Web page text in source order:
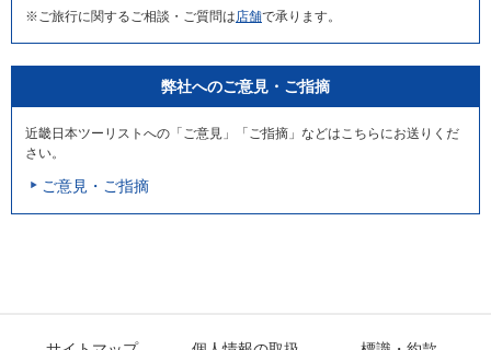
※ご旅行に関するご相談・ご質問は 店舗で承ります。
弊社へのご意見・ご指摘
近畿日本ツーリストへの「ご意見」「ご指摘」などはこちらにお送りくだ
さい。
ご意見・ご指摘